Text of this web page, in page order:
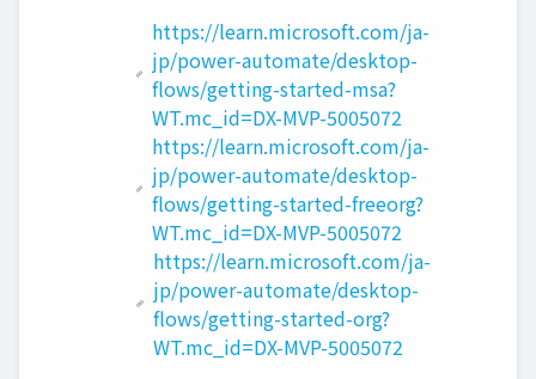
https://learn.microsoft.com/ja-
jp/power-automate/desktop-
flows/getting-started-msa?
WT.mc_id=DX-MVP-5005072
https://learn.microsoft.com/ja-
jp/power-automate/desktop-
flows/getting-started-freeorg?
WT.mc_id=DX-MVP-5005072
https://learn.microsoft.com/ja-
jp/power-automate/desktop-
flows/getting-started-org?
WT.mc_id=DX-MVP-5005072